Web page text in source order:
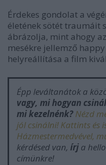
Érdekes gondolat a
életének sötét traumáit
ábrázolja, mint ahogy
mesékre jellemző
helyreállítása a film
Épp leváltanátok a
vagy, mi hogyan
mi kezelnénk? Nézd
jól csinálni! Kattints és
Házmestermedvével,
kérdésed van, írj a
címünkre!